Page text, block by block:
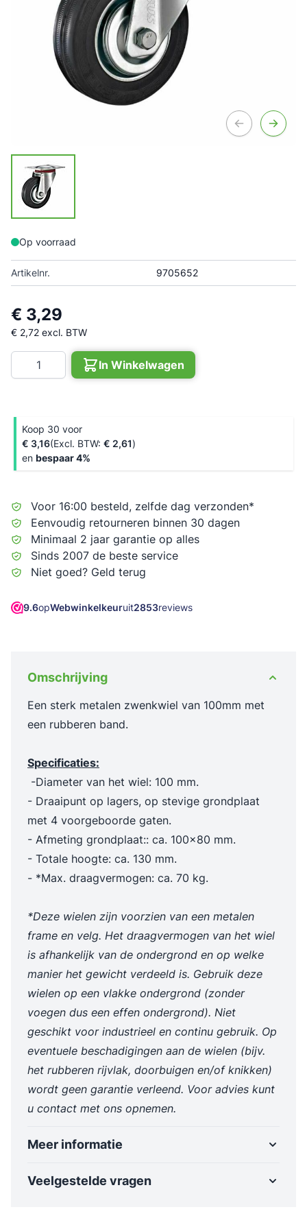
Op voorraad
Artikelnr. 9705652
€ 3,29
€ 2,72 excl. BTW
Aantal
In Winkelwagen
Koop 30 voor
€ 3,16
€ 2,61
en bespaar4%
Voor 16:00 besteld, zelfde dag verzonden*
Eenvoudig retourneren binnen 30 dagen
Minimaal 2 jaar garantie op alles
Sinds 2007 de beste service
Niet goed? Geld terug
9.6opWebwinkelkeuruit2853reviews
Omschrijving
Een sterk metalen zwenkwiel van 100mm met
een rubberen band.
Specificaties:
-Diameter van het wiel: 100 mm.
- Draaipunt op lagers, op stevige grondplaat
met 4 voorgeboorde gaten.
- Afmeting grondplaat:: ca. 100x80 mm.
- Totale hoogte: ca. 130 mm.
- *Max. draagvermogen: ca. 70 kg.
*Deze wielen zijn voorzien van een metalen
frame en velg. Het draagvermogen van het wiel
is afhankelijk van de ondergrond en op welke
manier het gewicht verdeeld is. Gebruik deze
wielen op een vlakke ondergrond (zonder
voegen dus een effen ondergrond). Niet
geschikt voor industrieel en continu gebruik. Op
eventuele beschadigingen aan de wielen (bijv.
het rubberen rijvlak, doorbuigen en/of knikken)
wordt geen garantie verleend. Voor advies kunt
u contact met ons opnemen.
Meer informatie
Veelgestelde vragen